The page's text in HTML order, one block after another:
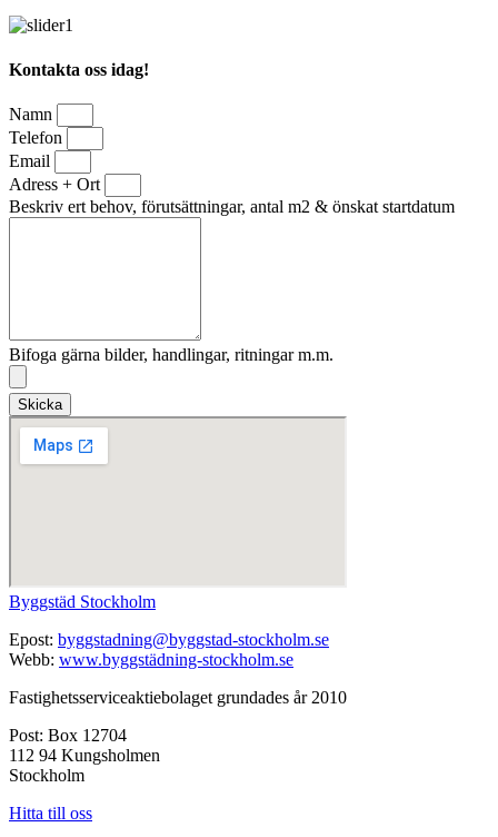
Kontakta oss idag!
Namn
Telefon
Email
Adress + Ort
Beskriv ert behov, förutsättningar, antal m2 & önskat startdatum
Bifoga gärna bilder, handlingar, ritningar m.m.
Skicka
Byggstäd Stockholm
Epost: byggstadning@byggstad-stockholm.se
Webb: www.byggstädning-stockholm.se
Fastighetsserviceaktiebolaget grundades år 2010
Post: Box 12704
112 94 Kungsholmen
Stockholm
Hitta till oss